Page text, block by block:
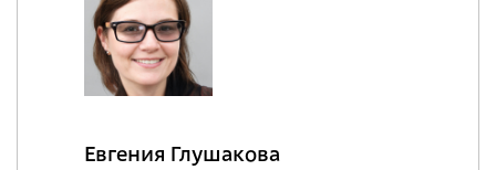
Евгения Глушакова